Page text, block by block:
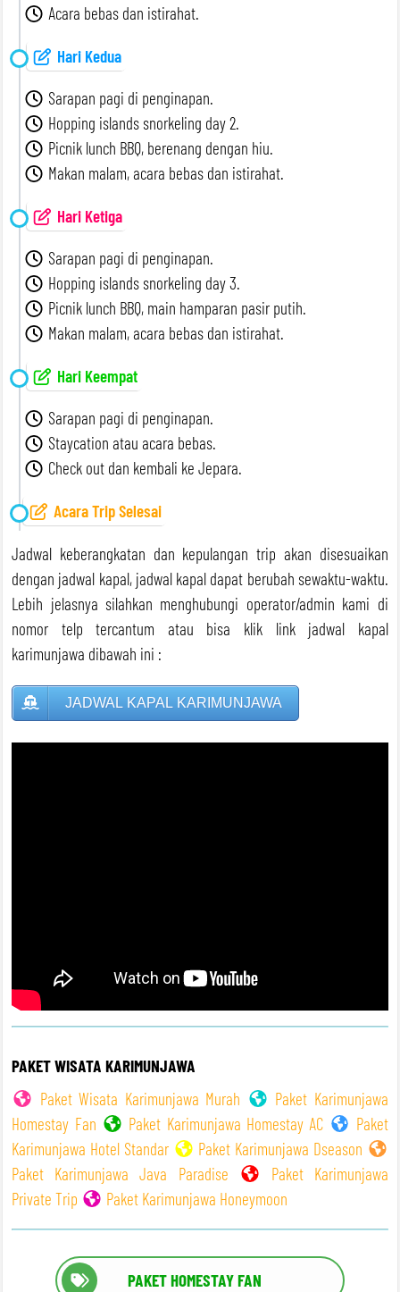
Acara bebas dan istirahat.
Hari Kedua
Sarapan pagi di penginapan.
Hopping islands snorkeling day 2.
Picnik lunch BBQ, berenang dengan hiu.
Makan malam, acara bebas dan istirahat.
Hari Ketiga
Sarapan pagi di penginapan.
Hopping islands snorkeling day 3.
Picnik lunch BBQ, main hamparan pasir putih.
Makan malam, acara bebas dan istirahat.
Hari Keempat
Sarapan pagi di penginapan.
Staycation atau acara bebas.
Check out dan kembali ke Jepara.
Acara Trip Selesai
Jadwal keberangkatan dan kepulangan trip akan disesuaikan
dengan jadwal kapal, jadwal kapal dapat berubah sewaktu-waktu.
Lebih jelasnya silahkan menghubungi operator/admin kami di
nomor telp tercantum atau bisa klik link jadwal kapal
karimunjawa dibawah ini :
JADWAL KAPAL KARIMUNJAWA
PAKET WISATA KARIMUNJAWA
Paket Wisata Karimunjawa Murah
Paket Karimunjawa
Homestay Fan
Paket Karimunjawa Homestay AC
Paket
Karimunjawa Hotel Standar
Paket Karimunjawa Dseason
Paket Karimunjawa Java Paradise
Paket Karimunjawa
Private Trip
Paket Karimunjawa Honeymoon
PAKET HOMESTAY FAN